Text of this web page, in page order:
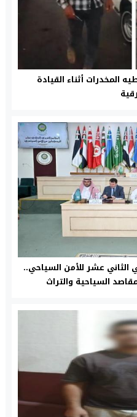
المخدرات أثناء القيادة
عشر للأمن السياحي..
السياحية والتراث